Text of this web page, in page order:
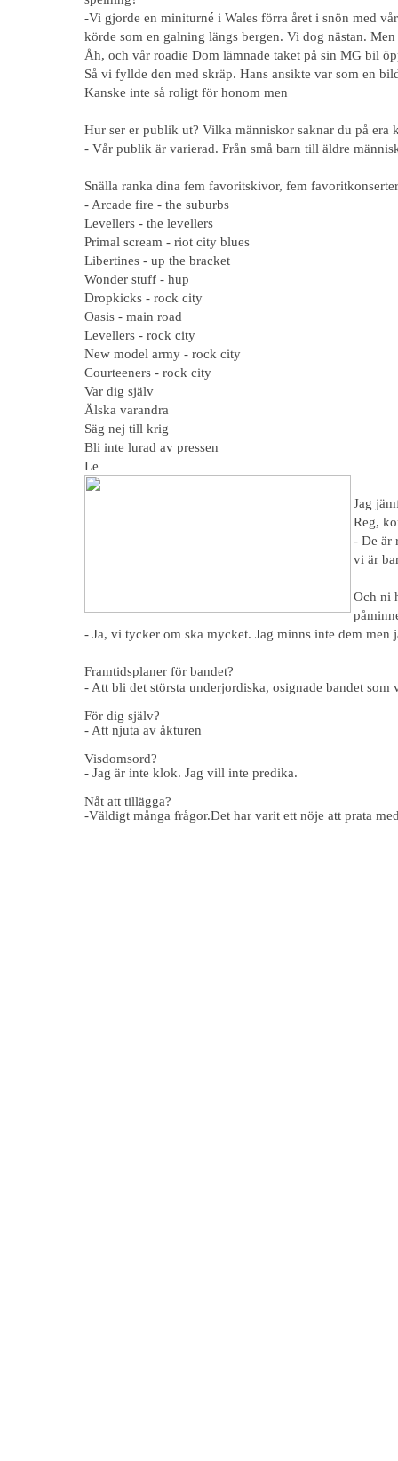
-Vi gjorde en miniturné i Wales förra året i snön med
körde som en galning längs bergen. Vi dog nästan.
Åh, och vår roadie Dom lämnade taket på sin MG bil
Så vi fyllde den med skräp. Hans ansikte var som en
Kanske inte så roligt för honom men
Hur ser er publik ut? Vilka människor saknar du på era
- Vår publik är varierad. Från små barn till äldre
Snälla ranka dina fem favoritskivor, fem
- Arcade fire - the suburbs
Levellers - the levellers
Primal scream - riot city blues
Libertines - up the bracket
Wonder stuff - hup
Dropkicks - rock city
Oasis - main road
Levellers - rock city
New model army - rock city
Courteeners - rock city
Var dig själv
Älska varandra
Säg nej till krig
Bli inte lurad av pressen
Le
Jag
Reg,
- De är
vi är
Och ni
- Ja, vi tycker om ska mycket. Jag minns inte dem men
Framtidsplaner för bandet?
- Att bli det största underjordiska, osignade bandet
För dig själv?
- Att njuta av åkturen
Visdomsord?
- Jag är inte klok. Jag vill inte predika.
Nåt att tillägga?
-Väldigt många frågor.Det har varit ett nöje att prata